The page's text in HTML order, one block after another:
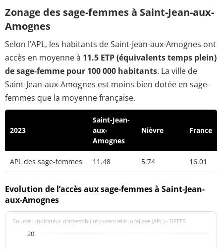
Zonage des sage-femmes à Saint-Jean-aux-
Amognes
Selon l’APL, les habitants de Saint-Jean-aux-Amognes ont
accès en moyenne à 11.5 ETP (équivalents temps plein)
de sage-femme pour 100 000 habitants. La ville de
Saint-Jean-aux-Amognes est moins bien dotée en sage-
femmes que la moyenne française.
2023
Saint-Jean-
aux-
Amognes
Nièvre France
APL des sage-femmes 11.48 5.74 16.01
Evolution de l’accès aux sage-femmes à Saint-Jean-
aux-Amognes
Source : indicateur d’accessibilité potentielle localisée (APL) - DREES
20